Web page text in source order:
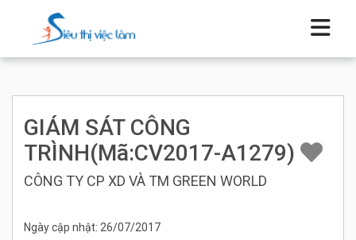
GIÁM SÁT CÔNG
TRÌNH(Mã:CV2017-A1279)
CÔNG TY CP XD VÀ TM GREEN WORLD
Ngày cập nhật: 26/07/2017